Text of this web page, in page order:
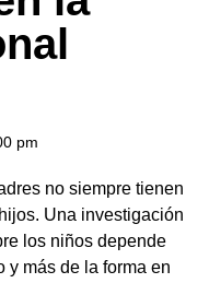
pm
no siempre tienen
Una investigación
los niños depende
y más de la forma en